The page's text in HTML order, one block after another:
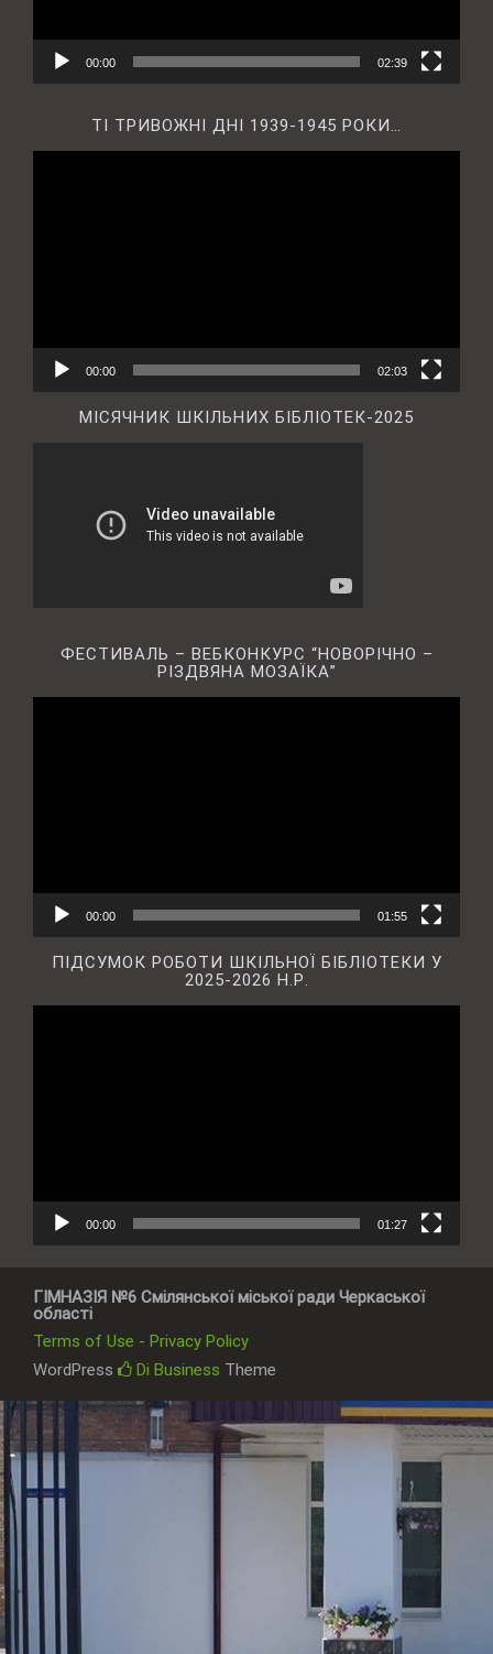
00:00 02:39
ТІ ТРИВОЖНІ ДНІ 1939-1945 РОКИ…
00:00 02:03
МІСЯЧНИК ШКІЛЬНИХ БІБЛІОТЕК-2025
ФЕСТИВАЛЬ – ВЕБКОНКУРС “НОВОРІЧНО –
РІЗДВЯНА МОЗАЇКА”
00:00 01:55
ПІДСУМОК РОБОТИ ШКІЛЬНОЇ БІБЛІОТЕКИ У
2025-2026 Н.Р.
00:00 01:27
ГІМНАЗІЯ №6 Смілянської міської ради Черкаської
області
Terms of Use - Privacy Policy
WordPress
Di Business Theme